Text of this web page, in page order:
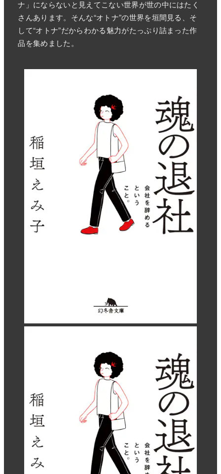
ナ」にならないと見えてこない世界が世の中にはたく
さんあります。そんな“オトナ”の世界を垣間見る、そ
して“オトナ”だからわかる魅力がたっぷり詰まった作
品を集めました。